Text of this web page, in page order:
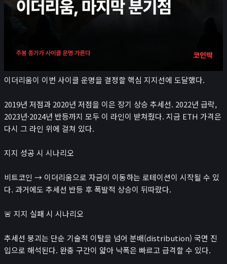
레퍼럴 수익 계산기
나스닥
코스피
앱
포트폴리오
연봉계산기
로또
게임
이미지 압축기
녹음기
이더리움이 이번 사이클 운명을 결정할 핵심 지지선에 도달했다.
2019년 저점과 2020년 저점을 이은 장기 상승 추세선. 2022년 급락,
2023년·2024년 반등까지 모두 이 라인이 받쳐줬다. 지금 ETH 가격은
다시 그 라인 위에 걸쳐 있다.
지지 성공 시 시나리오
비트코인 → 이더리움으로 자금이 이동하는 로테이션이 시작될 수 있
다. 과거에도 추세선 반등 후 폭발적 상승이 뒤따랐다.
🚨 지지 실패 시 시나리오
추세선 붕괴는 단순 기술적 이탈을 넘어 분배(distribution) 국면 진
입으로 해석된다. 완충 구간이 얇아 낙폭은 빠르고 급격할 수 있다.